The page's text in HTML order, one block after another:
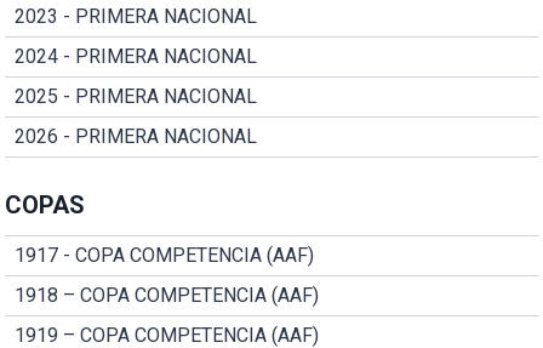
2023 - PRIMERA NACIONAL
2024 - PRIMERA NACIONAL
2025 - PRIMERA NACIONAL
2026 - PRIMERA NACIONAL
COPAS
1917 - COPA COMPETENCIA (AAF)
1918 – COPA COMPETENCIA (AAF)
1919 – COPA COMPETENCIA (AAF)